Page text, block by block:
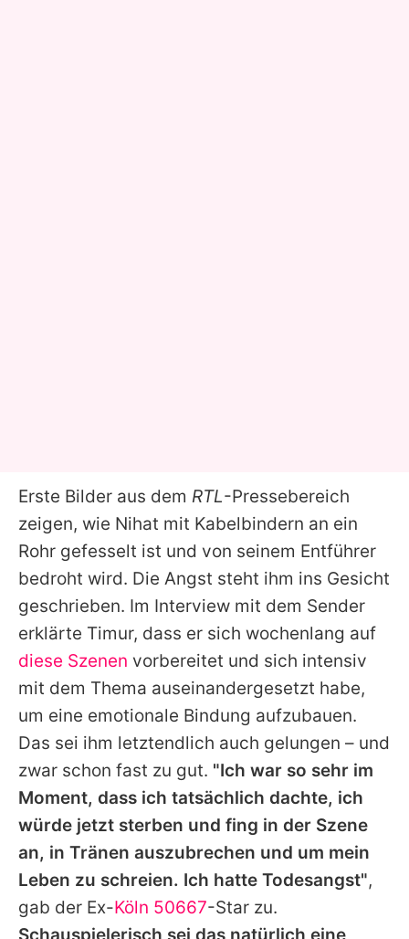
Erste Bilder aus dem RTL-Pressebereich
zeigen, wie Nihat mit Kabelbindern an ein
Rohr gefesselt ist und von seinem Entführer
bedroht wird. Die Angst steht ihm ins Gesicht
geschrieben. Im Interview mit dem Sender
erklärte Timur, dass er sich wochenlang auf
diese Szenen vorbereitet und sich intensiv
mit dem Thema auseinandergesetzt habe,
um eine emotionale Bindung aufzubauen.
Das sei ihm letztendlich auch gelungen – und
zwar schon fast zu gut. "Ich war so sehr im
Moment, dass ich tatsächlich dachte, ich
würde jetzt sterben und fing in der Szene
an, in Tränen auszubrechen und um mein
Leben zu schreien. Ich hatte Todesangst",
gab der Ex-Köln 50667-Star zu.
Schauspielerisch sei das natürlich eine